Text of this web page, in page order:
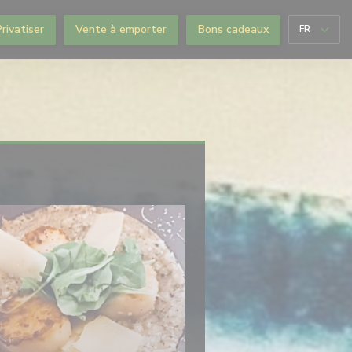
Vente à emporter Bons cadeaux FR